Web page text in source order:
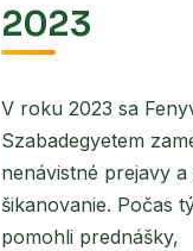
2023
V roku 2023 sa
Szabadegyetem
nenávistné prejavy a
šikanovanie. Počas
pomohli prednášky,